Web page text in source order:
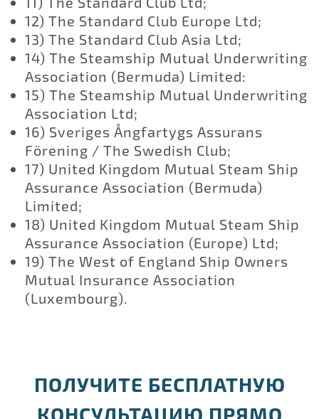
12) The Standard Club Europe Ltd;
13) The Standard Club Asia Ltd;
14) The Steamship Mutual Underwriting
Association (Bermuda) Limited:
15) The Steamship Mutual Underwriting
Association Ltd;
16) Sveriges Ångfartygs Assurans
Förening / The Swedish Club;
17) United Kingdom Mutual Steam Ship
Assurance Association (Bermuda)
Limited;
18) United Kingdom Mutual Steam Ship
Assurance Association (Europe) Ltd;
19) The West of England Ship Owners
Mutual Insurance Association
(Luxembourg).
ПОЛУЧИТЕ БЕСПЛАТНУЮ
КОНСУЛЬТАЦИЮ ПРЯМО